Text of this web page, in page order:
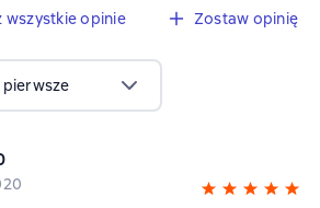
wszystkie opinie Zostaw opinię